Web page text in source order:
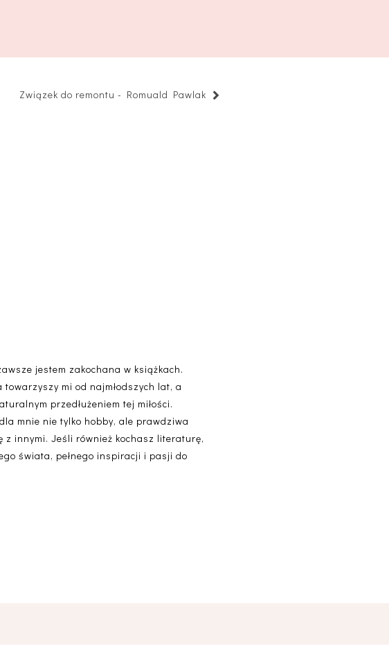
Związek do remontu - Romuald Pawlak
jestem zakochana w książkach.
mi od najmłodszych lat, a
przedłużeniem tej miłości.
mnie nie tylko hobby, ale prawdziwa
z innymi. Jeśli również kochasz literaturę,
świata, pełnego inspiracji i pasji do